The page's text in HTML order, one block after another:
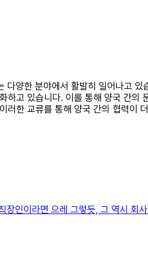
다양한 분야에서 활발히 일어나고
고 있습니다. 이를 통해 양국 간
한 교류를 통해 양국 간의 협력이
인이라면 으레 그렇듯, 그 역시